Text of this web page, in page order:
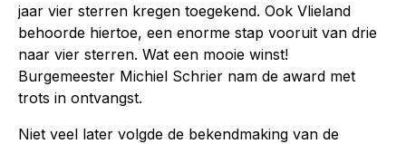
jaar vier sterren kregen toegekend. Ook Vlieland
behoorde hiertoe, een enorme stap vooruit van drie
naar vier sterren. Wat een mooie winst!
Burgemeester Michiel Schrier nam de award met
trots in ontvangst.
Niet veel later volgde de bekendmaking van de